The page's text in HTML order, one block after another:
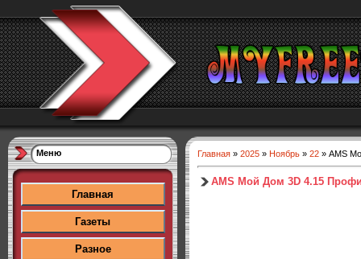
Меню
Главная
Газеты
Разное
Главная » 2025 » Ноябрь » 22 » AMS
AMS Мой Дом 3D 4.15